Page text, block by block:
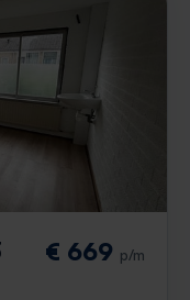
€ 669 p/m